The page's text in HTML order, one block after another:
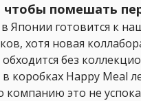
чтобы помешать
Японии готовится к
хотя новая
обходится без
коробках Happy Meal
компанию это не